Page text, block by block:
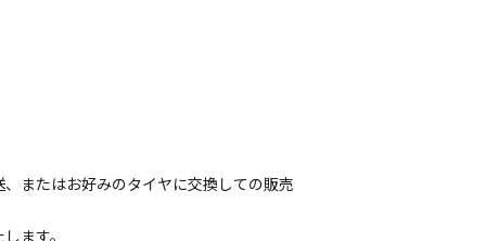
またはお好みのタイヤに交換しての販売
ます。